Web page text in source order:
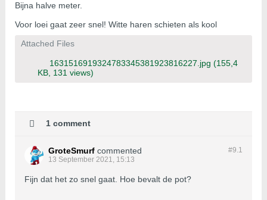
Bijna halve meter.
Voor loei gaat zeer snel! Witte haren schieten als kool
Attached Files
1631516919324783345381923816227.jpg (155,4
KB, 131 views)
1 comment
#9.1
GroteSmurf commented
13 September 2021, 15:13
Fijn dat het zo snel gaat. Hoe bevalt de pot?